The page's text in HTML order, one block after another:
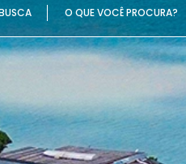
VOCÊ PROCURA?